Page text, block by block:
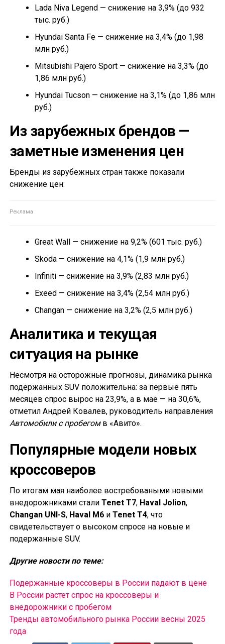
Lada Niva Legend — снижение на 3,9% (до 932
тыс. руб.)
Hyundai Santa Fe — снижение на 3,4% (до 1,98
млн руб.)
Mitsubishi Pajero Sport — снижение на 3,3% (до
1,86 млн руб.)
Hyundai Tucson — снижение на 3,1% (до 1,86 млн
руб.)
Из зарубежных брендов —
заметные изменения цен
Бренды из зарубежных стран также показали
снижение цен:
Great Wall — снижение на 9,2% (601 тыс. руб.)
Skoda — снижение на 4,1% (1,9 млн руб.)
Infiniti — снижение на 3,9% (2,83 млн руб.)
Exeed — снижение на 3,4% (2,54 млн руб.)
Changan — снижение на 3,2% (2,5 млн руб.)
Аналитика и текущая
ситуация на рынке
Несмотря на осторожные прогнозы, динамика рынка
подержанных SUV положительна: за первые пять
месяцев спрос вырос на 23,9%, а в мае — на 30,6%,
отметил Андрей Ковалев, руководитель направления
Автомобили с пробегомв «Авито».
Популярные модели новых
кроссоверов
По итогам мая наиболее востребоваными новыми
внедорожниками стали Tenet T7, Haval Jolion,
Changan UNI-S, Haval M6и Tenet T4, что
свидетельствует о высоком спросе на новые и
подержанные SUV.
Другие новости по теме:
Подержанные кроссоверы в России падают в цене
В России растет спрос на кроссоверы и
внедорожники с пробегом
Тренды автомобильного рынка России весны 2025
года